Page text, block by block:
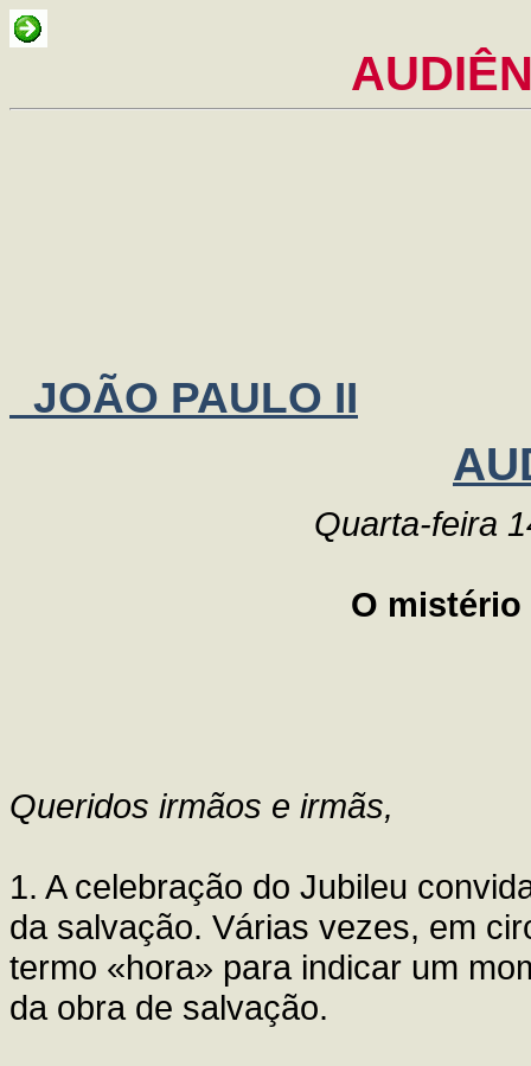
JOÃO PAULO II
Quarta-feira
O mistério
Queridos irmãos e irmãs,
1. A celebração do Jubileu
da salvação. Várias vezes, em
termo «hora» para indicar um
da obra de salvação.